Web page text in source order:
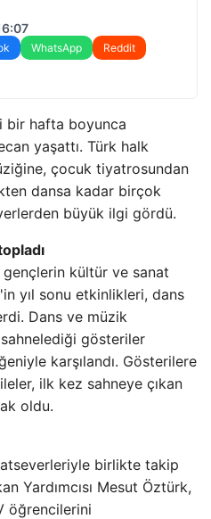
WhatsApp
Reddit
bir hafta boyunca
yaşattı. Türk halk
çocuk tiyatrosundan
dansa kadar birçok
büyük ilgi gördü.
kültür ve sanat
yıl sonu etkinlikleri, dans
Dans ve müzik
gösteriler
karşılandı. Gösterilere
ilk kez sahneye çıkan
oldu.
birlikte takip
Yardımcısı Mesut Öztürk,
öğrencilerini